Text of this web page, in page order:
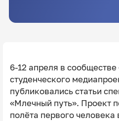
6-12 апреля в
студенческого
публиковались статьи
«Млечный путь». Проект
полёта первого